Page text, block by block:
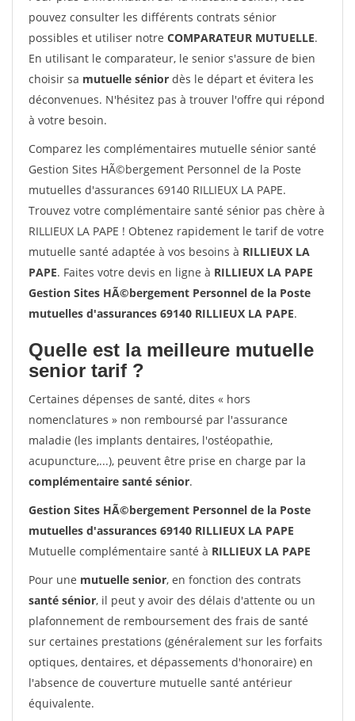
pouvez consulter les différents contrats sénior
possibles et utiliser notre COMPARATEUR MUTUELLE.
En utilisant le comparateur, le senior s'assure de bien
choisir sa mutuelle sénior dès le départ et évitera les
déconvenues. N'hésitez pas à trouver l'offre qui répond
à votre besoin.
Comparez les complémentaires mutuelle sénior santé
Gestion Sites HÃ©bergement Personnel de la Poste
mutuelles d'assurances 69140 RILLIEUX LA PAPE.
Trouvez votre complémentaire santé sénior pas chère à
RILLIEUX LA PAPE ! Obtenez rapidement le tarif de votre
mutuelle santé adaptée à vos besoins à RILLIEUX LA
PAPE. Faites votre devis en ligne à RILLIEUX LA PAPE
Gestion Sites HÃ©bergement Personnel de la Poste
mutuelles d'assurances 69140 RILLIEUX LA PAPE.
Quelle est la meilleure mutuelle
senior tarif ?
Certaines dépenses de santé, dites « hors
nomenclatures » non remboursé par l'assurance
maladie (les implants dentaires, l'ostéopathie,
acupuncture,...), peuvent être prise en charge par la
complémentaire santé sénior.
Gestion Sites HÃ©bergement Personnel de la Poste
mutuelles d'assurances 69140 RILLIEUX LA PAPE
Mutuelle complémentaire santé à RILLIEUX LA PAPE
Pour une mutuelle senior, en fonction des contrats
santé sénior, il peut y avoir des délais d'attente ou un
plafonnement de remboursement des frais de santé
sur certaines prestations (généralement sur les forfaits
optiques, dentaires, et dépassements d'honoraire) en
l'absence de couverture mutuelle santé antérieur
équivalente.